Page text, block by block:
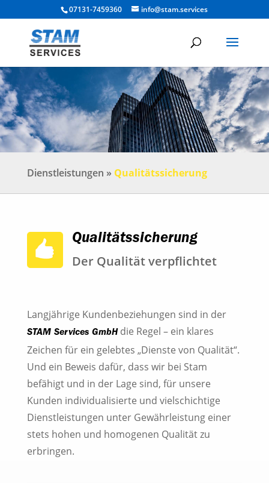
07131-7459360 info@stam.services
Dienstleistungen » Qualitätssicherung
Qualitätssicherung
Der Qualität verpflichtet
Langjährige Kundenbeziehungen sind in der
STAM Services GmbHdie Regel – ein klares
Zeichen für ein gelebtes „Dienste von Qualität“.
Und ein Beweis dafür, dass wir bei Stam
befähigt und in der Lage sind, für unsere
Kunden individualisierte und vielschichtige
Dienstleistungen unter Gewährleistung einer
stets hohen und homogenen Qualität zu
erbringen.